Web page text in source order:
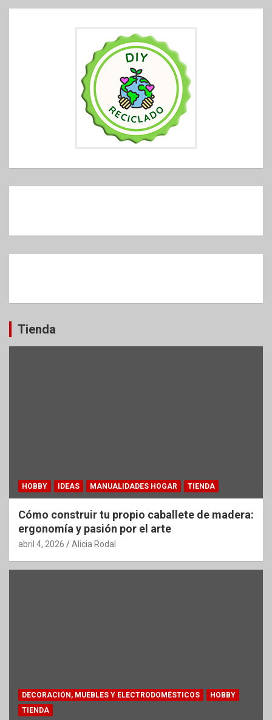
Tienda
HOBBY IDEAS MANUALIDADES HOGAR TIENDA
Cómo construir tu propio caballete de madera:
ergonomía y pasión por el arte
abril 4, 2026 Alicia Rodal
DECORACIÓN, MUEBLES Y ELECTRODOMÉSTICOS
HOBBY
TIENDA